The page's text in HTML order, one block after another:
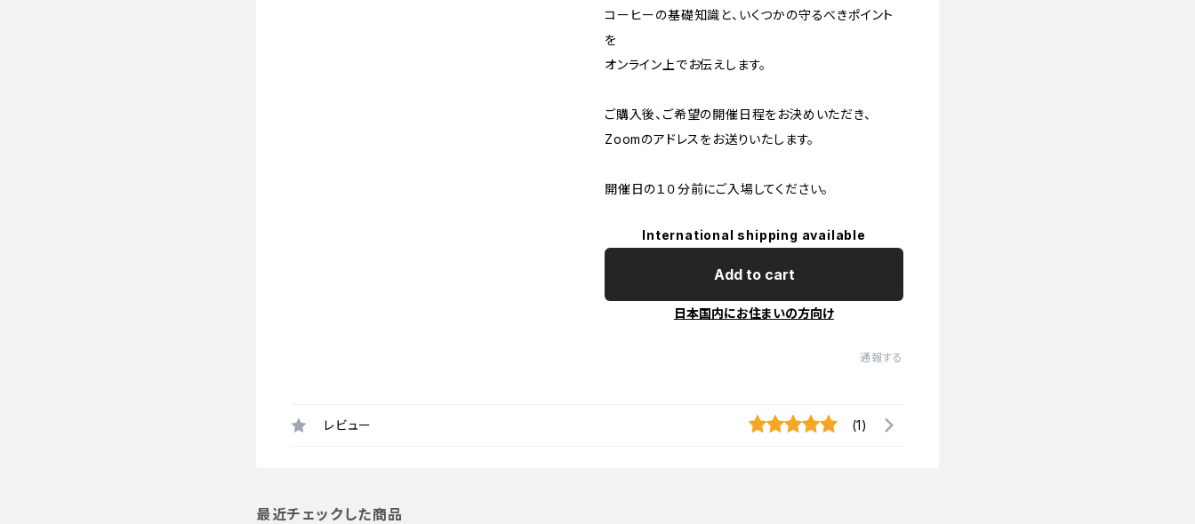
コーヒーの基礎知識と、いくつかの守るべきポイント
を
オンライン上でお伝えします。
ご購入後、ご希望の開催日程をお決めいただき、
Zoomのアドレスをお送りいたします。
開催日の１０分前にご入場してください。
International shipping available
Add to cart
日本国内にお住まいの方向け
通報する
レビュー (1)
最近チェックした商品